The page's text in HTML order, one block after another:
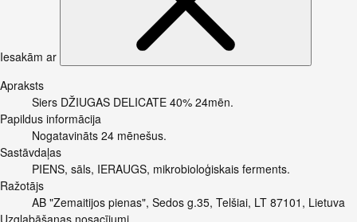
Iesakām ar
Apraksts
Siers DŽIUGAS DELICATE 40% 24mēn.
Papildus informācija
Nogatavināts 24 mēnešus.
Sastāvdaļas
PIENS, sāls, IERAUGS, mikrobioloģiskais ferments.
Ražotājs
AB "Zemaitijos pienas", Sedos g.35, Telšiai, LT 87101, Lietuva